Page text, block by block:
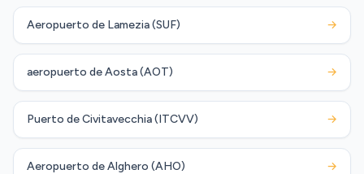
Aeropuerto de Lamezia (SUF) →
aeropuerto de Aosta (AOT) →
Puerto de Civitavecchia (ITCVV) →
Aeropuerto de Alghero (AHO) →